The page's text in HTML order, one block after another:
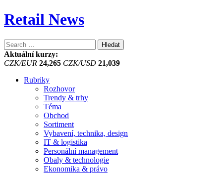
Retail News
Vyhledávání
Aktuální kurzy:
CZK/EUR 24,265 CZK/USD 21,039
Rubriky
Rozhovor
Trendy & trhy
Téma
Obchod
Sortiment
Vybavení, technika, design
IT & logistika
Personální management
Obaly & technologie
Ekonomika & právo